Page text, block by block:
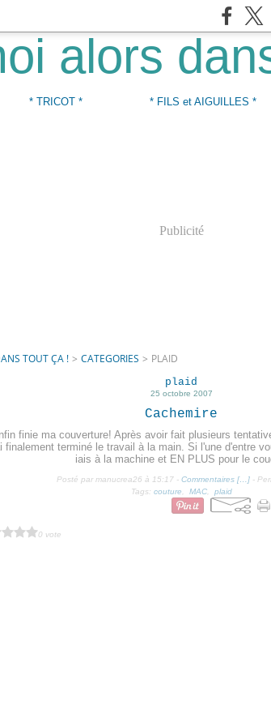
* TRICOT * * FILS et AIGUILLES *
Publicité
TOUT ÇA ! > CATEGORIES > PLAID
plaid
25 octobre 2007
Cachemire
finie ma couverture! Après avoir fait plusieurs
finalement terminé le travail à la main. Si l'une d'entre
iais à la machine et EN PLUS pour le
Posté par manucrea26 à 15:17 - Commentaires [… ]-
Tags: couture MAC, plaid
0 vote